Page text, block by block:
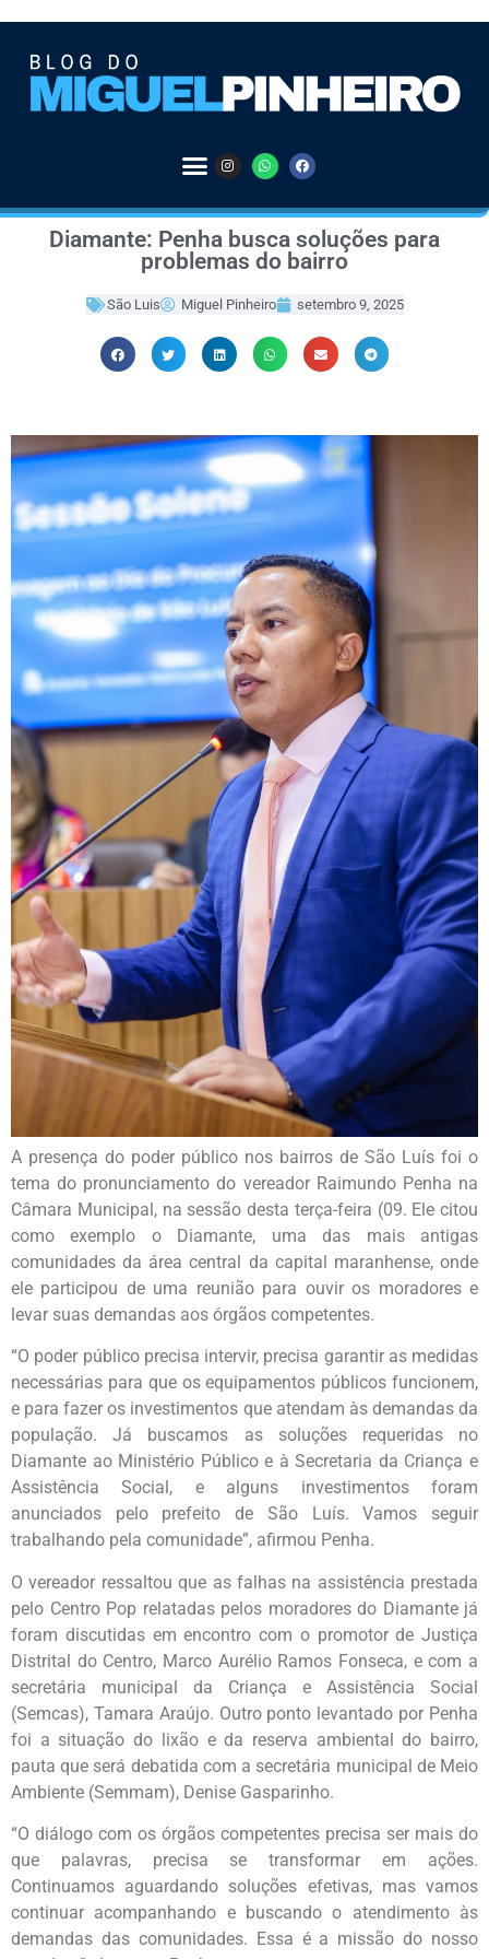
Diamante: Penha busca soluções para
problemas do bairro
São Luis Miguel Pinheiro setembro 9, 2025
A presença do poder público nos bairros de São Luís foi o
tema do pronunciamento do vereador Raimundo Penha na
Câmara Municipal, na sessão desta terça-feira (09. Ele citou
como exemplo o Diamante, uma das mais antigas
comunidades da área central da capital maranhense, onde
ele participou de uma reunião para ouvir os moradores e
levar suas demandas aos órgãos competentes.
“O poder público precisa intervir, precisa garantir as medidas
necessárias para que os equipamentos públicos funcionem,
e para fazer os investimentos que atendam às demandas da
população. Já buscamos as soluções requeridas no
Diamante ao Ministério Público e à Secretaria da Criança e
Assistência Social, e alguns investimentos foram
anunciados pelo prefeito de São Luís. Vamos seguir
trabalhando pela comunidade”, afirmou Penha.
O vereador ressaltou que as falhas na assistência prestada
pelo Centro Pop relatadas pelos moradores do Diamante já
foram discutidas em encontro com o promotor de Justiça
Distrital do Centro, Marco Aurélio Ramos Fonseca, e com a
secretária municipal da Criança e Assistência Social
(Semcas), Tamara Araújo. Outro ponto levantado por Penha
foi a situação do lixão e da reserva ambiental do bairro,
pauta que será debatida com a secretária municipal de Meio
Ambiente (Semmam), Denise Gasparinho.
“O diálogo com os órgãos competentes precisa ser mais do
que palavras, precisa se transformar em ações.
Continuamos aguardando soluções efetivas, mas vamos
continuar acompanhando e buscando o atendimento às
demandas das comunidades. Essa é a missão do nosso